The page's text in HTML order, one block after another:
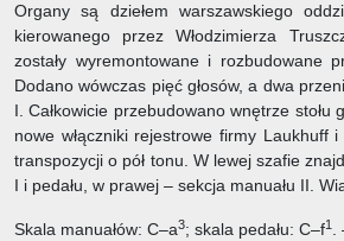
Organy są dziełem warszawskiego
kierowanego przez Włodzimierza
zostały wyremontowane i rozbudowane
Dodano wówczas pięć głosów, a dwa
I. Całkowicie przebudowano wnętrze stołu
nowe włączniki rejestrowe firmy Laukhuff
transpozycji o pół tonu. W lewej szafie
I i pedału, w prawej – sekcja manuału II.
Skala manuałów: C–a3; skala pedału: C–f1